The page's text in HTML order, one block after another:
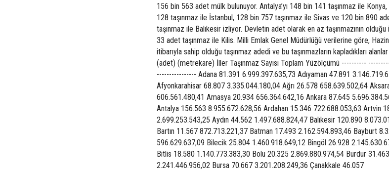
156 bin 563 adet mülk bulunuyor. Antalya’yı 148 bin 141 taşınmaz ile
128 taşınmaz ile İstanbul, 128 bin 757 taşınmaz ile Sivas ve 120 bin 890
taşınmaz ile Balıkesir izliyor. Devletin adet olarak en az taşınmazının
33 adet taşınmaz ile Kilis. Milli Emlak Genel Müdürlüğü verilerine göre,
itibarıyla sahip olduğu taşınmaz adedi ve bu taşınmazların kapladıkları
(adet) (metrekare) İller Taşınmaz Sayısı Toplam Yüzölçümü ----------
---------------- Adana 81.391 6.999.397.635,73 Adıyaman 47.891
Afyonkarahisar 68.807 3.335.044.180,04 Ağrı 26.578 658.639.502,64
606.561.480,41 Amasya 20.934 656.364.642,16 Ankara 87.645
Antalya 156.563 8.955.672.628,56 Ardahan 15.346 722.688.053,63 Artvin
2.699.253.543,25 Aydın 44.562 1.497.688.824,47 Balıkesir 120.890
Bartın 11.567 872.713.221,37 Batman 17.493 2.162.594.893,46 Bayburt
596.629.637,09 Bilecik 25.804 1.460.918.649,12 Bingöl 26.928
Bitlis 18.580 1.140.773.383,30 Bolu 20.325 2.869.880.974,54 Burdur 31.463
2.241.446.956,02 Bursa 70.667 3.201.208.249,36 Çanakkale 46.057